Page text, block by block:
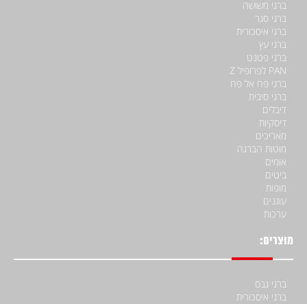
ברגי משושה
ברגי סגר
ברגי איסכורית
ברגי עץ
ברגי פטנט
PAN לפרופיל Z
ברגי פח אל פח
ברגי סיבית
דיבלים
דיסקיות
מאריכים
מוטות הברגה
אומים
ביטים
מופות
עוגנים
ערכות
מוצרים:
ברגי גבס
ברגי איסכורית